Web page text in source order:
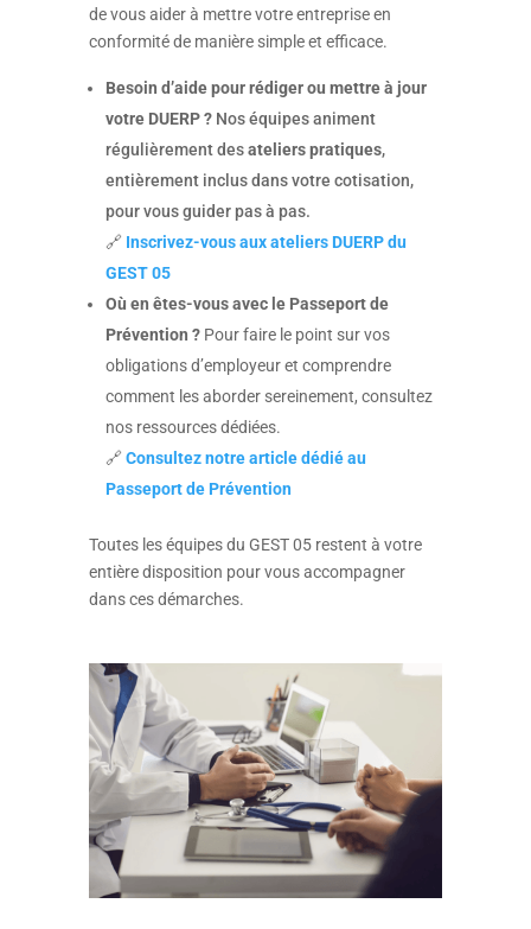
de vous aider à mettre votre entreprise en
conformité de manière simple et efficace.
Besoin d’aide pour rédiger ou mettre à jour
votre DUERP ?Nos équipes animent
régulièrement desateliers pratiques,
entièrement inclus dans votre cotisation,
pour vous guider pas à pas.
🔗 Inscrivez-vous aux ateliers DUERP du
GEST 05
Où en êtes-vous avec le Passeport de
Prévention ?Pour faire le point sur vos
obligations d’employeur et comprendre
comment les aborder sereinement, consultez
nos ressources dédiées.
🔗 Consultez notre article dédié au
Passeport de Prévention
Toutes les équipes du GEST 05 restent à votre
entière disposition pour vous accompagner
dans ces démarches.